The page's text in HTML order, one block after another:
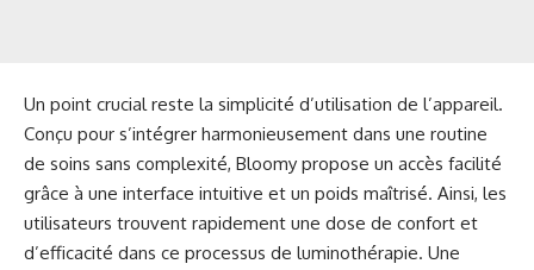
Un point crucial reste la simplicité d’utilisation de l’appareil.
Conçu pour s’intégrer harmonieusement dans une routine
de soins sans complexité, Bloomy propose un accès facilité
grâce à une interface intuitive et un poids maîtrisé. Ainsi, les
utilisateurs trouvent rapidement une dose de confort et
d’efficacité dans ce processus de luminothérapie. Une